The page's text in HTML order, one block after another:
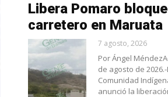
Libera Pomaro
carretero en Maruata
7 agosto, 2026
Por Ángel
de agosto de 2026.-
Comunidad
anunció la